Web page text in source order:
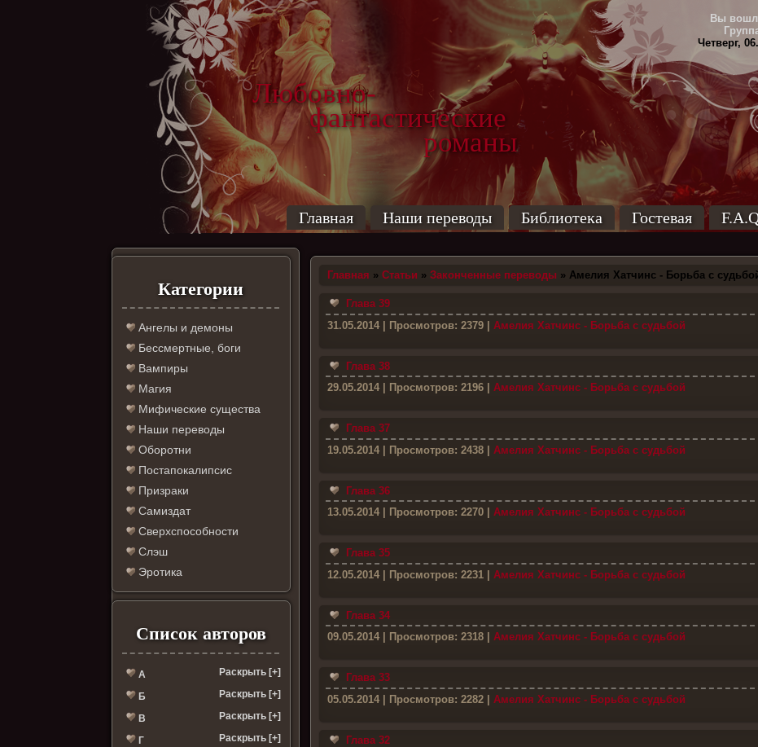
Любовно-
фантастические
романы
Вы
Четверг,
Главная Наши переводы Библиотека Гостевая
Категории
Ангелы и демоны
Бессмертные, боги
Вампиры
Магия
Мифические существа
Наши переводы
Оборотни
Постапокалипсис
Призраки
Самиздат
Сверхспособности
Слэш
Эротика
Список авторов
А Раскрыть [+]
Б Раскрыть [+]
В Раскрыть [+]
Г Раскрыть [+]
Главная » Статьи » Законченные переводы » Амелия Хатчинс - Борьба с
Глава 39
31.05.2014| Просмотров: 2379 | Амелия Хатчинс - Борьба с судьбой
Глава 38
29.05.2014| Просмотров: 2196 | Амелия Хатчинс - Борьба с судьбой
Глава 37
19.05.2014| Просмотров: 2438 | Амелия Хатчинс - Борьба с судьбой
Глава 36
13.05.2014| Просмотров: 2270 | Амелия Хатчинс - Борьба с судьбой
Глава 35
12.05.2014| Просмотров: 2231 | Амелия Хатчинс - Борьба с судьбой
Глава 34
09.05.2014| Просмотров: 2318 | Амелия Хатчинс - Борьба с судьбой
Глава 33
05.05.2014| Просмотров: 2282 | Амелия Хатчинс - Борьба с судьбой
Глава 32